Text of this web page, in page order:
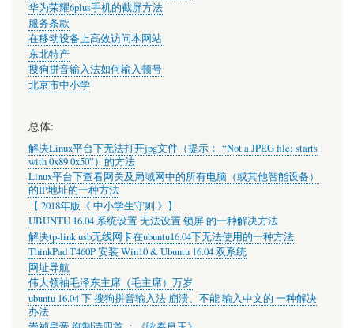
华为荣耀6plus手机的截屏方法
服务条款
在移动设备上高效访问本网站
东北特产
搜狗拼音输入法如何输入顿号
北京市中小学
总体:
解决Linux平台下无法打开jpg文件（提示： “Not a JPEG file: starts
with 0x89 0x50”）的方法
Linux平台下查看网关及局域网中的所有电脑（或其他智能设备）
的IP地址的一种方法
【 2018年版《 中小学生守则 》】
UBUNTU 16.04 系统设置 无法设置 锁屏 的一种解决方法
解决tp-link usb无线网卡在ubuntu16.04下无法使用的一种方法
ThinkPad T460P 安装 Win10 & Ubuntu 16.04 双系统
网址导航
伟大领袖毛泽东主席（毛主席）万岁
ubuntu 16.04 下 搜狗拼音输入法 崩溃、不能 输入中文的 一种解决
办法